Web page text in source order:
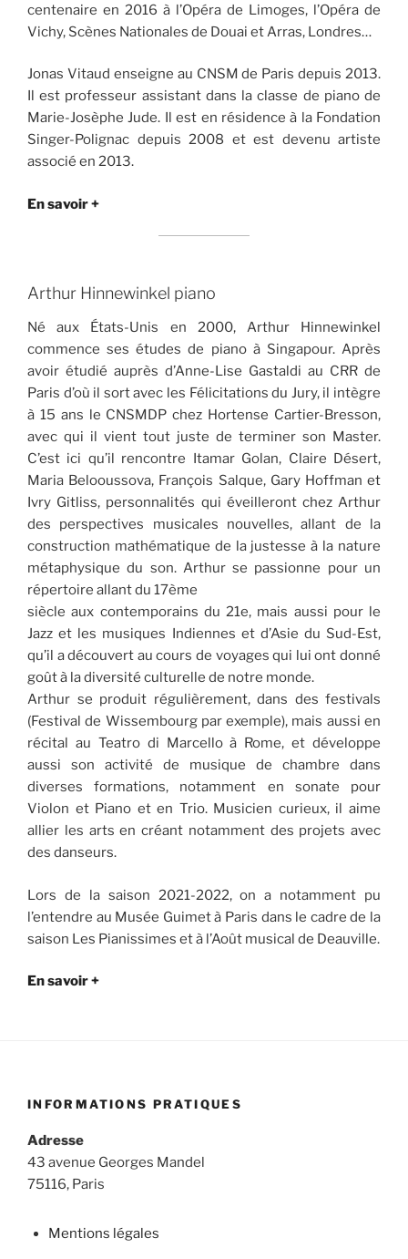
centenaire en 2016 à l’Opéra de Limoges, l’Opéra de
Vichy, Scènes Nationales de Douai et Arras, Londres…
Jonas Vitaud enseigne au CNSM de Paris depuis 2013.
Il est professeur assistant dans la classe de piano de
Marie-Josèphe Jude. Il est en résidence à la Fondation
Singer-Polignac depuis 2008 et est devenu artiste
associé en 2013.
En savoir +
Arthur Hinnewinkel piano
Né aux États-Unis en 2000, Arthur Hinnewinkel
commence ses études de piano à Singapour. Après
avoir étudié auprès d’Anne-Lise Gastaldi au CRR de
Paris d’où il sort avec les Félicitations du Jury, il intègre
à 15 ans le CNSMDP chez Hortense Cartier-Bresson,
avec qui il vient tout juste de terminer son Master.
C’est ici qu’il rencontre Itamar Golan, Claire Désert,
Maria Belooussova, François Salque, Gary Hoffman et
Ivry Gitliss, personnalités qui éveilleront chez Arthur
des perspectives musicales nouvelles, allant de la
construction mathématique de la justesse à la nature
métaphysique du son. Arthur se passionne pour un
répertoire allant du 17ème
siècle aux contemporains du 21e, mais aussi pour le
Jazz et les musiques Indiennes et d’Asie du Sud-Est,
qu’il a découvert au cours de voyages qui lui ont donné
goût à la diversité culturelle de notre monde.
Arthur se produit régulièrement, dans des festivals
(Festival de Wissembourg par exemple), mais aussi en
récital au Teatro di Marcello à Rome, et développe
aussi son activité de musique de chambre dans
diverses formations, notamment en sonate pour
Violon et Piano et en Trio. Musicien curieux, il aime
allier les arts en créant notamment des projets avec
des danseurs.
Lors de la saison 2021-2022, on a notamment pu
l’entendre au Musée Guimet à Paris dans le cadre de la
saison Les Pianissimes et à l’Août musical de Deauville.
En savoir +
INFORMATIONS PRATIQUES
Adresse
43 avenue Georges Mandel
75116, Paris
Mentions légales